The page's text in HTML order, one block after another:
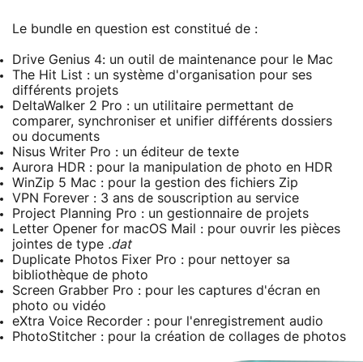
Le bundle en question est constitué de :
Drive Genius 4: un outil de maintenance pour le Mac
The Hit List : un système d'organisation pour ses
différents projets
DeltaWalker 2 Pro : un utilitaire permettant de
comparer, synchroniser et unifier différents dossiers
ou documents
Nisus Writer Pro : un éditeur de texte
Aurora HDR : pour la manipulation de photo en HDR
WinZip 5 Mac : pour la gestion des fichiers Zip
VPN Forever : 3 ans de souscription au service
Project Planning Pro : un gestionnaire de projets
Letter Opener for macOS Mail : pour ouvrir les pièces
jointes de type .dat
Duplicate Photos Fixer Pro : pour nettoyer sa
bibliothèque de photo
Screen Grabber Pro : pour les captures d'écran en
photo ou vidéo
eXtra Voice Recorder : pour l'enregistrement audio
PhotoStitcher : pour la création de collages de photos